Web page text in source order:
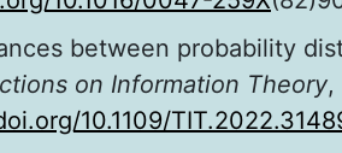
between probability
on Information Theory,
10.1109/